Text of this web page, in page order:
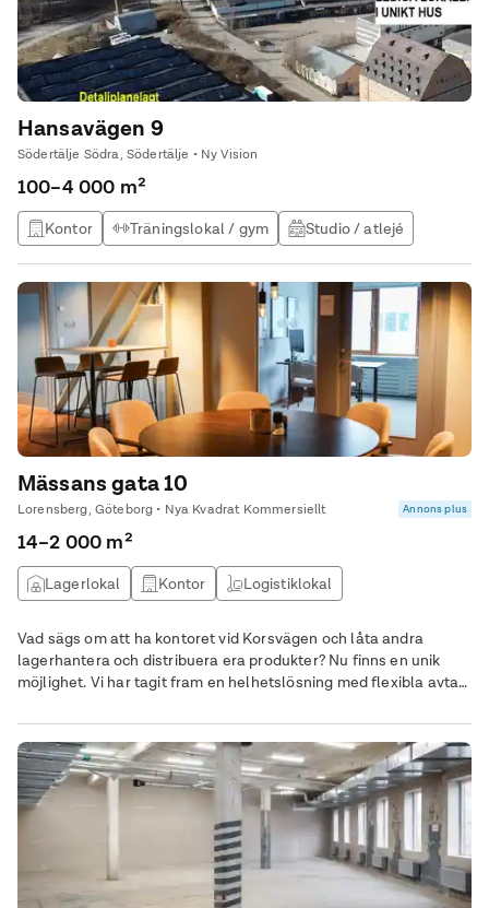
Hansavägen 9
Södertälje Södra, Södertälje • Ny Vision
100–4 000 m²
Kontor Träningslokal / gym
Studio / atlejé
Utbildningslokal
Mässans gata 10
Lorensberg, Göteborg • Nya Kvadrat Kommersiellt Annons plus
14–2 000 m²
Lagerlokal Kontor
Logistiklokal
Vad sägs om att ha kontoret vid Korsvägen och låta andra
lagerhantera och distribuera era produkter? Nu finns en unik
möjlighet. Vi har tagit fram en helhetslösning med flexibla avtal
långa hyresavtal när man är i uppstarten av sitt företag. Om ni
väljer att sitta hos oss betalar ni enbart för platsen ni använder.
Växer ni kan vi erbjuda större ytor och tvärtom. På World trade
center vid Korsvägen finns det olika storlekar på rum där minsta
rummen är cirka 14kvm. Växer bolaget så kan man byta upp sig
till större kontor. Här ingår alla kringkostnader som städning,
internet, el osv. Det finns gemensamma kök, toaletter samt en
härlig terrass att avnjuta sommarluncherna på. Eller varför inte
ta en AW och njuta av solnedgången? Er lagerhantering sker hos